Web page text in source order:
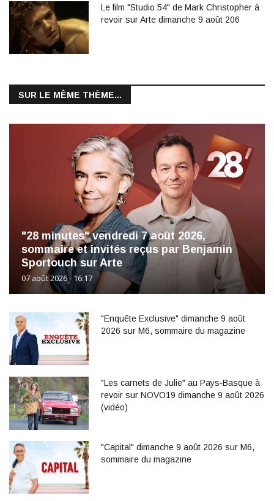
Le film "Studio 54" de Mark Christopher à
revoir sur Arte dimanche 9 août 206
SUR LE MÊME THÈME...
"28 minutes" vendredi 7 août 2026,
sommaire et invités reçus par Benjamin
Sportouch sur Arte
07 août 2026 - 16:17
"Enquête Exclusive" dimanche 9 août
2026 sur M6, sommaire du magazine
"Les carnets de Julie" au Pays-Basque à
revoir sur NOVO19 dimanche 9 août 2026
(vidéo)
"Capital" dimanche 9 août 2026 sur M6,
sommaire du magazine